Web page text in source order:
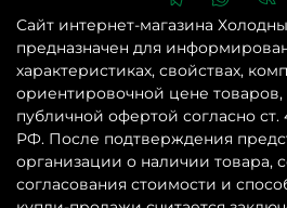
Сайт интернет-магазина
предназначен для
характеристиках, свойствах,
ориентировочной цене товаров,
публичной офертой согласно ст.
РФ. После подтверждения
организации о наличии товара,
согласования стоимости и